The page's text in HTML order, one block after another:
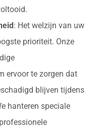
: Het welzijn van uw
prioriteit. Onze
ervoor te zorgen dat
blijven tijdens
hanteren speciale